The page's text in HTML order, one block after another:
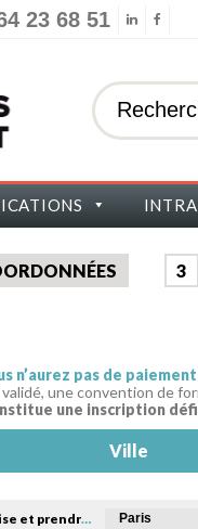
23 68 51
3
n’aurez pas de
une convention de
une inscription
Ville
Parcours certifiant : Savoir lâcher prise et prendre du recul ( module 1 )